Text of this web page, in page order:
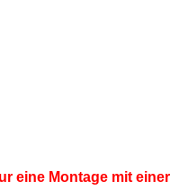
eine Montage mit